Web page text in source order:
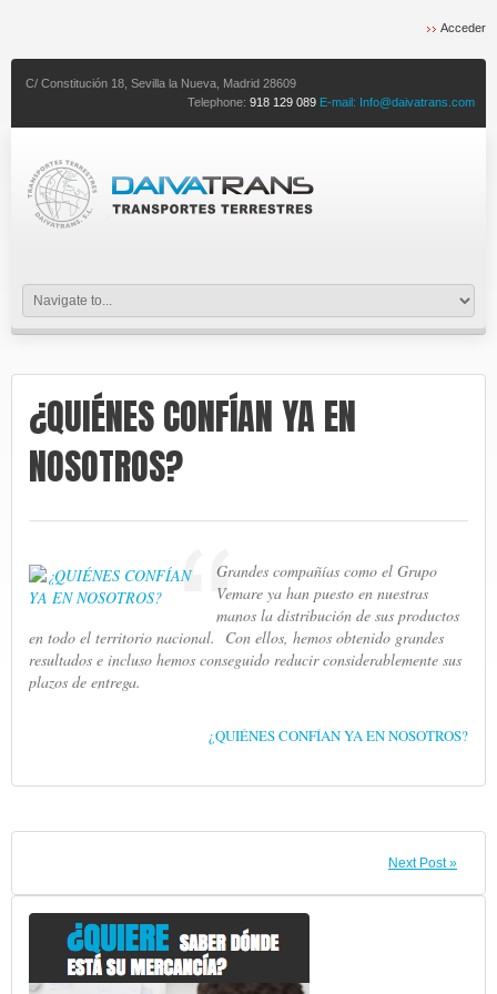
Acceder
C/ Constitución 18, Sevilla la Nueva, Madrid 28609
Telephone: 918 129 089 E-mail: Info@daivatrans.com
¿QUIÉNES CONFÍAN YA EN
NOSOTROS?
Grandes compañías como el Grupo
Vemare ya han puesto en nuestras
manos la distribución de sus productos
en todo el territorio nacional.
Con ellos, hemos obtenido grandes
resultados e incluso hemos conseguido reducir considerablemente sus
plazos de entrega.
¿QUIÉNES CONFÍAN YA EN NOSOTROS?
Next Post »